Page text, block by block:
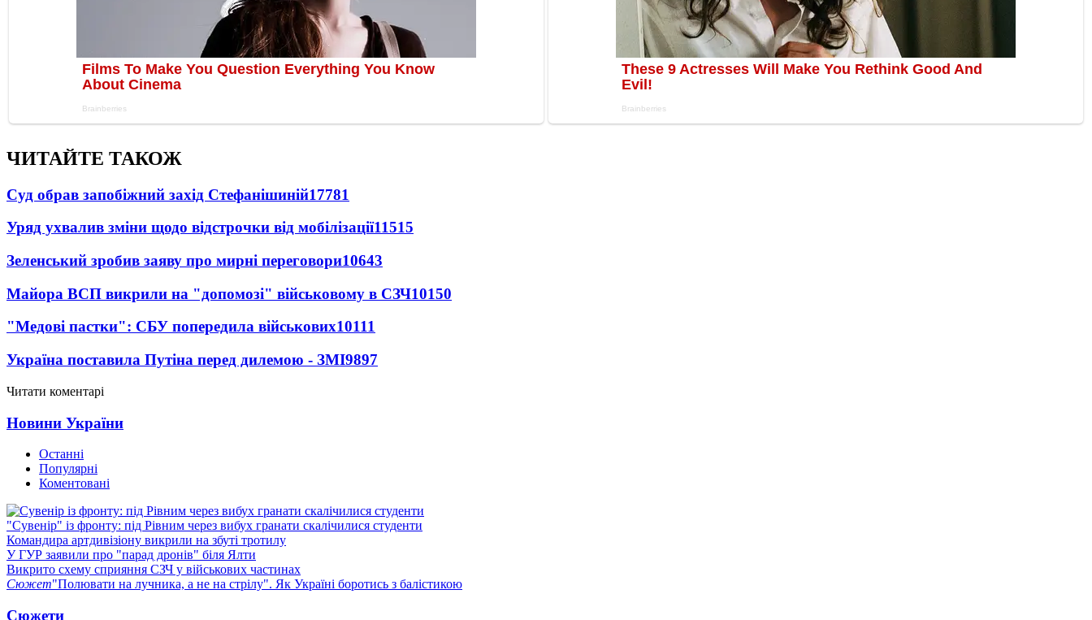
ЧИТАЙТЕ ТАКОЖ
Суд обрав запобіжний захід Стефанішиній17781
Уряд ухвалив зміни щодо відстрочки від мобілізації11515
Зеленський зробив заяву про мирні переговори10643
Майора ВСП викрили на "допомозі" військовому в СЗЧ10150
"Медові пастки": СБУ попередила військових10111
Україна поставила Путіна перед дилемою - ЗМІ9897
Читати коментарі
Новини України
Останні
Популярні
Коментовані
"Сувенір" із фронту: під Рівним через вибух гранати скалічилися студенти
Командира артдивізіону викрили на збуті тротилу
У ГУР заявили про "парад дронів" біля Ялти
Викрито схему сприяння СЗЧ у військових частинах
Сюжет"Полювати на лучника, а не на стрілу". Як Україні боротись з балістикою
Сюжети